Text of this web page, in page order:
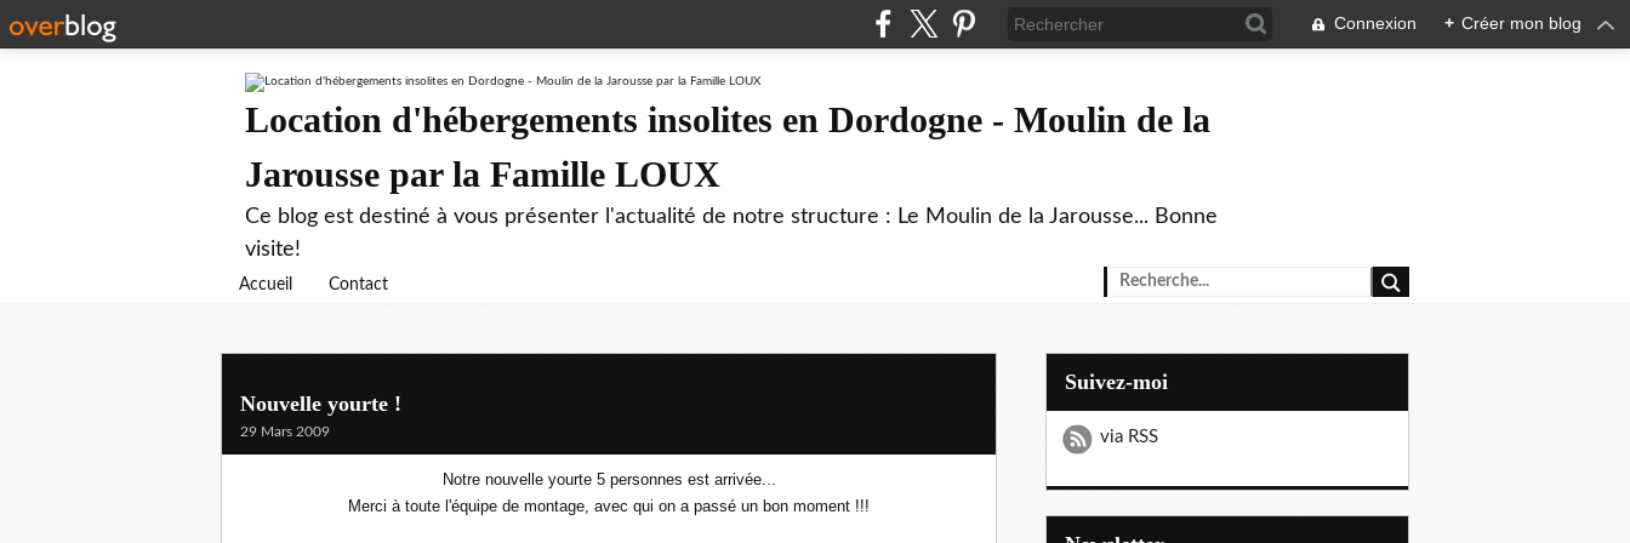
Connexion + Créer mon blog
Location d'hébergements insolites en Dordogne - Moulin de la
Jarousse par la Famille LOUX
Ce blog est destiné à vous présenter l'actualité de notre structure : Le Moulin de la Jarousse... Bonne
visite!
Accueil Contact
Nouvelle yourte !
29 Mars 2009
Notre nouvelle yourte 5 personnes est arrivée...
Merci à toute l'équipe de montage, avec qui on a passé un bon moment !!!
Suivez-moi
via RSS